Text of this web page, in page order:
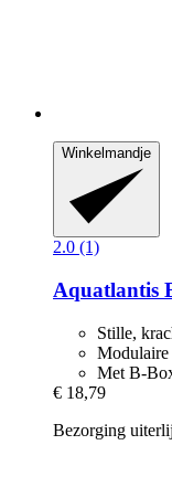
Winkelmandje
2.0 (1)
Aquatlantis
Stille,
Modulaire
Met B-
€ 18,79
Bezorging